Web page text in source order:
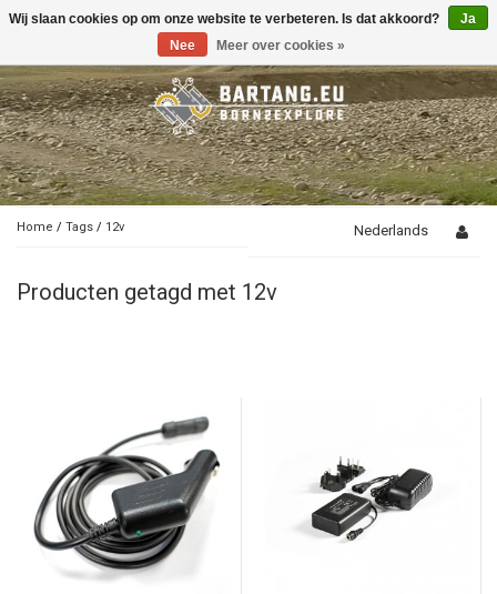
Toggle
Home / Tags / 12v Nederlands
Producten getagd met 12v
Wij slaan cookies op om onze website te verbeteren. Is dat akkoord?
Ja
Nee
Meer over cookies »